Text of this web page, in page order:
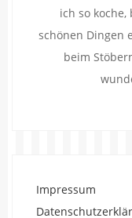
ich so
schönen Dingen
beim
Impressum